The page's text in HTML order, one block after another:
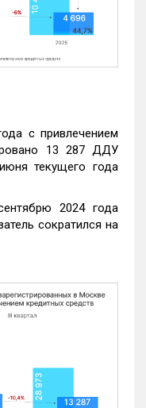
с привлечением
13 287 ДДУ
текущего года
2024 года
сократился на